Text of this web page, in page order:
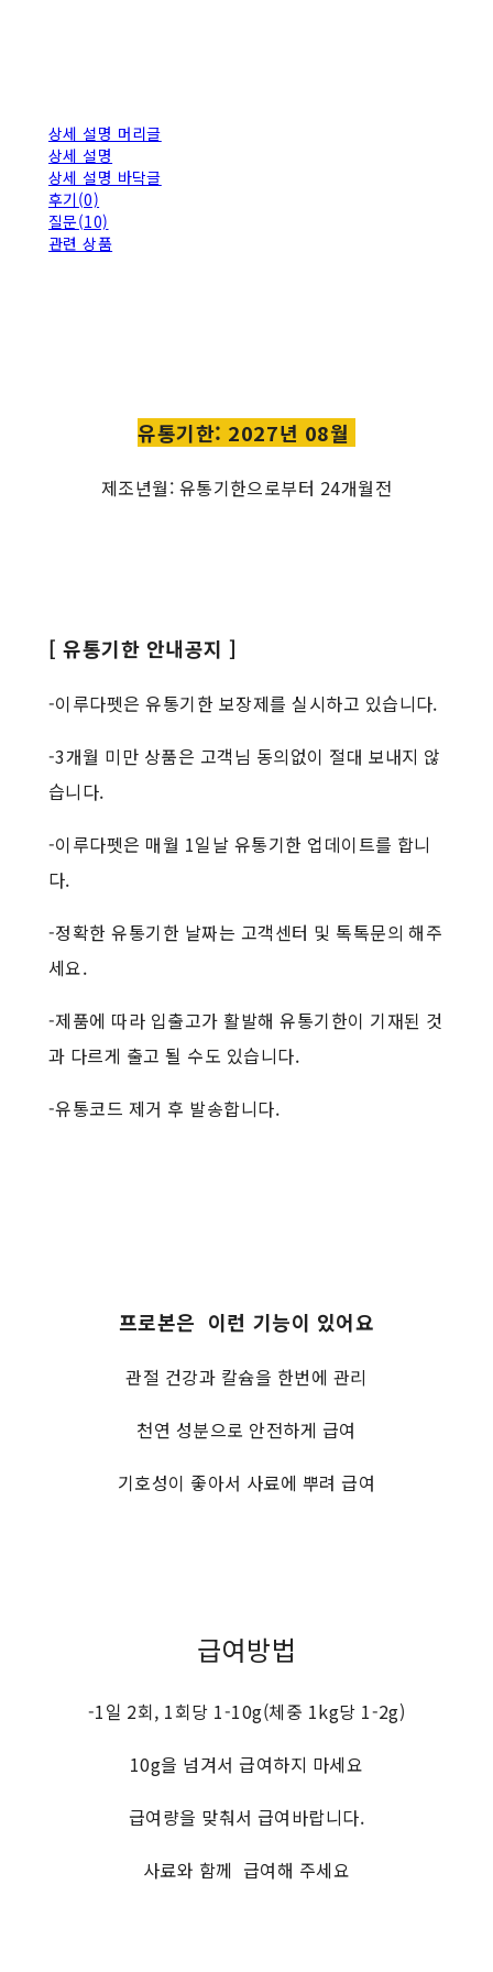
상세 설명 머리글
상세 설명
상세 설명 바닥글
후기(0)
질문(10)
관련 상품
유통기한: 2027년 08월
제조년월: 유통기한으로부터 24개월전
[ 유통기한 안내공지 ]
-이루다펫은 유통기한 보장제를 실시하고 있습니다.
-3개월 미만 상품은 고객님 동의없이 절대 보내지 않
습니다.
-이루다펫은 매월 1일날 유통기한 업데이트를 합니
다.
-정확한 유통기한 날짜는 고객센터 및 톡톡문의 해주
세요.
-제품에 따라 입출고가 활발해 유통기한이 기재된 것
과 다르게 출고 될 수도 있습니다.
-유통코드 제거 후 발송합니다.
프로본은 이런 기능이 있어요
관절 건강과 칼슘을 한번에 관리
천연 성분으로 안전하게 급여
기호성이 좋아서 사료에 뿌려 급여
급여방법
-1일 2회, 1회당 1-10g(체중 1kg당 1-2g)
10g을 넘겨서 급여하지 마세요
급여량을 맞춰서 급여바랍니다.
사료와 함께 급여해 주세요